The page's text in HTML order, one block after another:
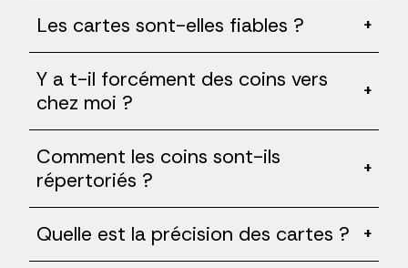
Les cartes sont-elles fiables ? +
Y a t-il forcément des coins vers
chez moi ?
+
Comment les coins sont-ils
répertoriés ?
+
Quelle est la précision des cartes ? +